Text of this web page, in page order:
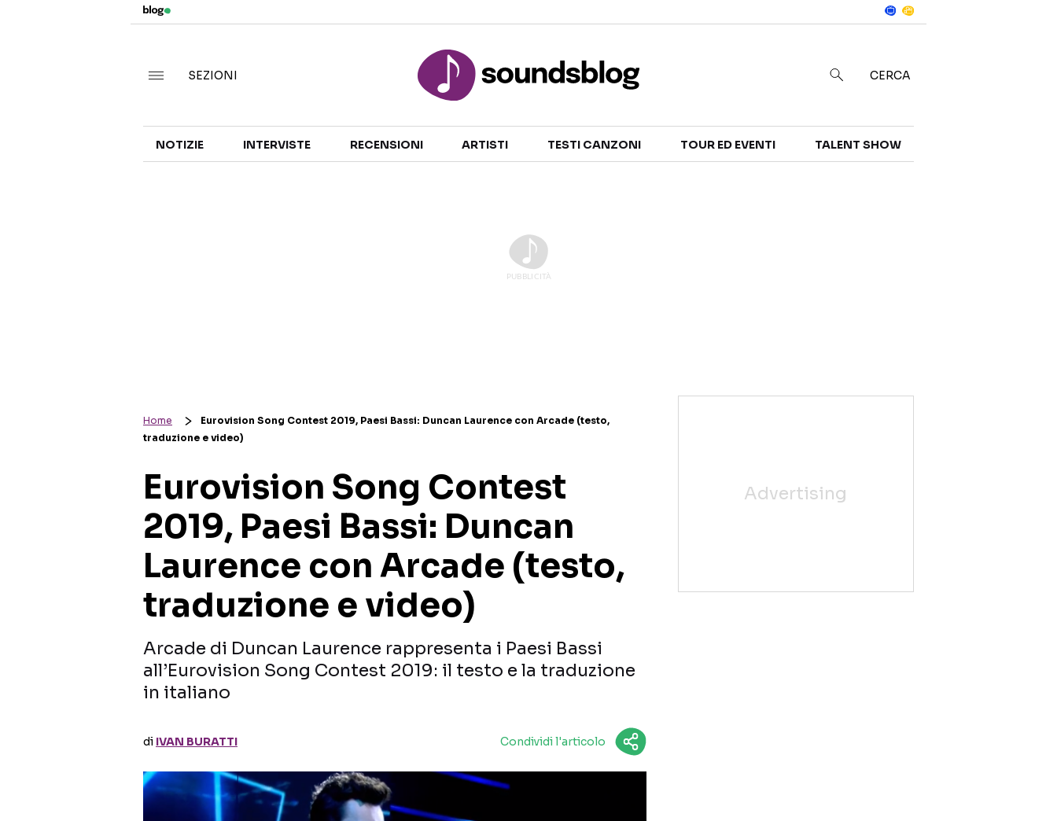
TALENT SHOW
SEZIONI CERCA
NOTIZIE INTERVISTE RECENSIONI ARTISTI TESTI CANZONI TOUR ED EVENTI TALENT SHOW
Home
Eurovision Song Contest 2019, Paesi Bassi: Duncan Laurence con Arcade (testo,
traduzione e video)
Eurovision Song Contest
2019, Paesi Bassi: Duncan
Laurence con Arcade (testo,
traduzione e video)
Arcade di Duncan Laurence rappresenta i Paesi Bassi
all’Eurovision Song Contest 2019: il testo e la traduzione
in italiano
di IVAN BURATTI Condividi l'articolo